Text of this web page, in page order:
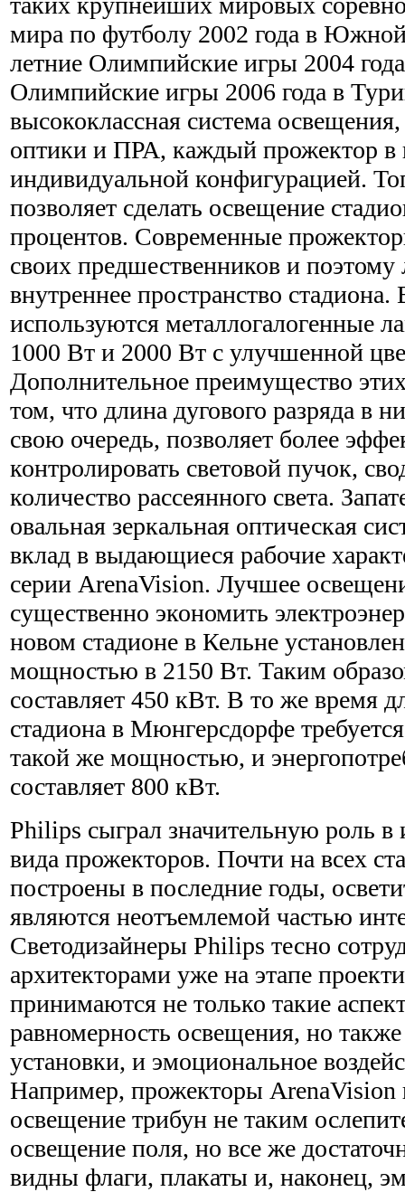
мира по футболу 2002 года в
летние Олимпийские игры 2004
Олимпийские игры 2006 года в
высококлассная система
оптики и ПРА, каждый прожектор в
индивидуальной конфигурацией.
позволяет сделать освещение
процентов. Современные
своих предшественников и поэтому
внутреннее пространство стадиона.
используются металлогалогенные
1000 Вт и 2000 Вт с улучшенной
Дополнительное преимущество
том, что длина дугового разряда в
свою очередь, позволяет более
контролировать световой пучок,
количество рассеянного света.
овальная зеркальная оптическая
вклад в выдающиеся рабочие
серии ArenaVision. Лучшее
существенно экономить
новом стадионе в Кельне
мощностью в 2150 Вт. Таким
составляет 450 кВт. В то же время
стадиона в Мюнгерсдорфе
такой же мощностью, и
составляет 800 кВт.
Philips сыграл значительную роль
вида прожекторов. Почти на всех
построены в последние годы,
являются неотъемлемой частью
Светодизайнеры Philips тесно
архитекторами уже на этапе
принимаются не только такие
равномерность освещения, но
установки, и эмоциональное
Например, прожекторы ArenaVision
освещение трибун не таким
освещение поля, но все же
видны флаги, плакаты и, наконец,